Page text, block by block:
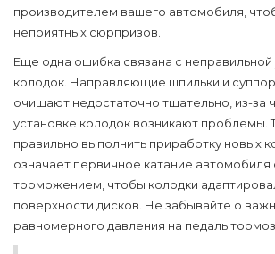
производителем вашего автомобиля,
неприятных сюрпризов.
Еще одна ошибка связана с
колодок. Направляющие шпильки и
очищают недостаточно тщательно, из-за
установке колодок возникают проблемы.
правильно выполнить приработку новых
означает первичное катание автомобиля
торможением, чтобы колодки
поверхности дисков. Не забывайте о
равномерного давления на педаль